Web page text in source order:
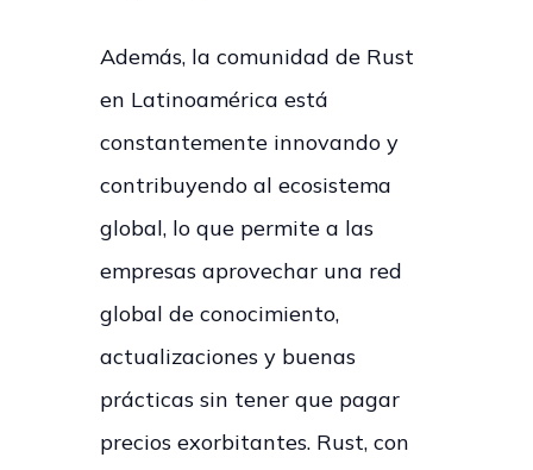
Además, la comunidad de Rust
en Latinoamérica está
constantemente innovando y
contribuyendo al ecosistema
global, lo que permite a las
empresas aprovechar una red
global de conocimiento,
actualizaciones y buenas
prácticas sin tener que pagar
precios exorbitantes. Rust, con